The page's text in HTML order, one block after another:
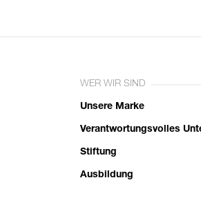
WER WIR SIND
Unsere Marke
Verantwortungsvolles
Stiftung
Ausbildung